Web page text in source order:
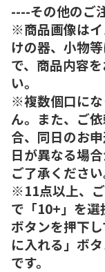
----その他のご
※商品画像はイ
けの器、小物
で、商品内容
い。
※複数個口にな
ん。また、ご
合、同日のお
日が異なる場
ご了承ください
※11点以上、
で「10+」を選
ボタンを押下
に入れる」ボ
です。